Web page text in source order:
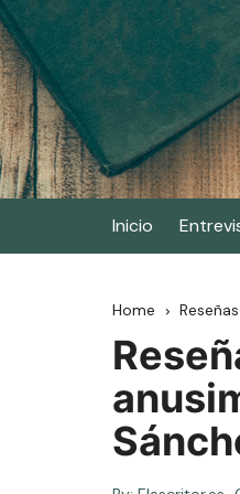
Skip
to
content
El periódico
Inicio
Home Reseñas